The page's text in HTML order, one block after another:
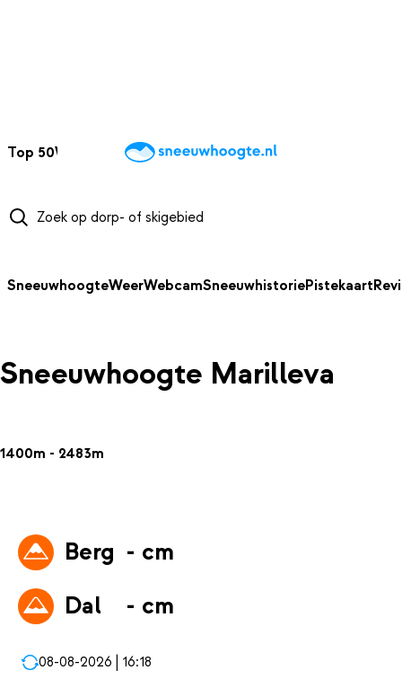
Top 50Webcams WintersportweerKaarten
SneeuwhoogteWeerWebcamSneeuwhistoriePistekaart
Sneeuwhoogte Marilleva
1400m - 2483m
Berg - cm
Dal
- cm
08-08-2026 | 16:18